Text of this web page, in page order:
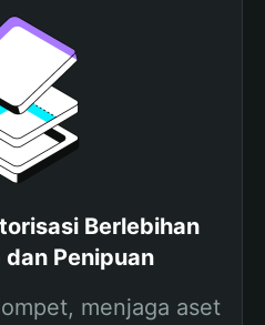
Berlebihan
dan Penipuan
menjaga aset